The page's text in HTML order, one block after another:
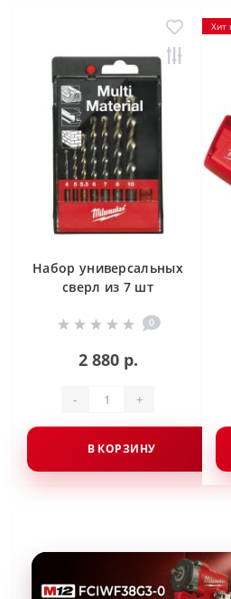
Набор универсальных
сверл из 7 шт
4932352336 0
2 880 р.
- +
В КОРЗИНУ
Хит